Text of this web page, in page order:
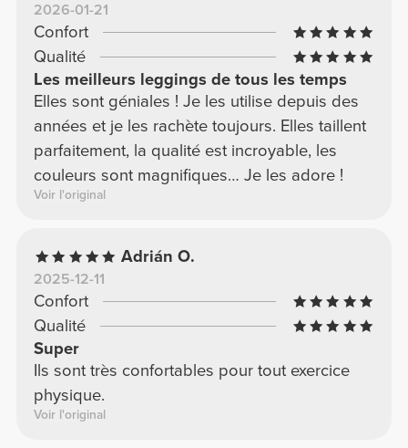
2026-01-21
Confort
Qualité
Les meilleurs leggings de tous les temps
Elles sont géniales ! Je les utilise depuis des
années et je les rachète toujours. Elles taillent
parfaitement, la qualité est incroyable, les
couleurs sont magnifiques… Je les adore !
Voir l'original
Adrián O.
2025-12-11
Confort
Qualité
Super
Ils sont très confortables pour tout exercice
physique.
Voir l'original